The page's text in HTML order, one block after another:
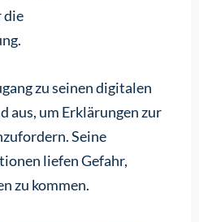
die
zu seinen digitalen
aus, um Erklärungen zur
Seine
liefen Gefahr,
zu kommen.